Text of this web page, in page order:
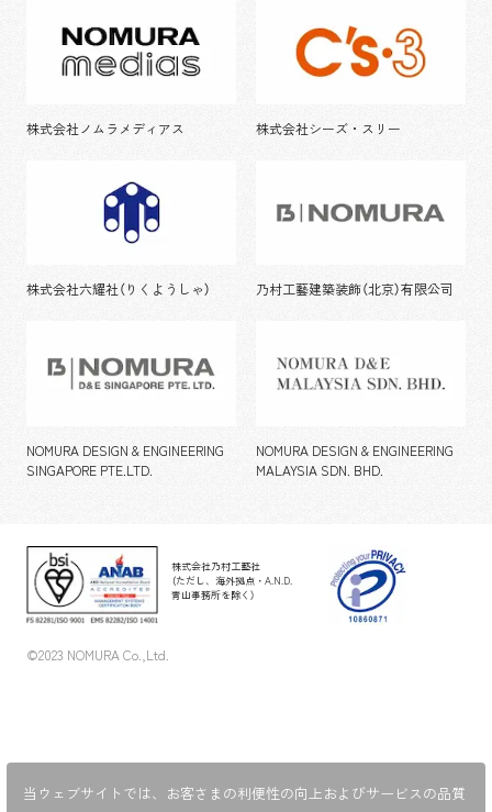
株式会社ノムラメディアス 株式会社シーズ・スリー
株式会社六耀社（りくようしゃ） 乃村工藝建築装飾（北京）有限公司
NOMURA DESIGN & ENGINEERING
SINGAPORE PTE.LTD.
NOMURA DESIGN & ENGINEERING
MALAYSIA SDN. BHD.
株式会社乃村工藝社
（ただし、海外拠点・A.N.D.
青山事務所を除く）
©2023 NOMURA Co.,Ltd.
当ウェブサイトでは、お客さまの利便性の向上およびサービスの品質